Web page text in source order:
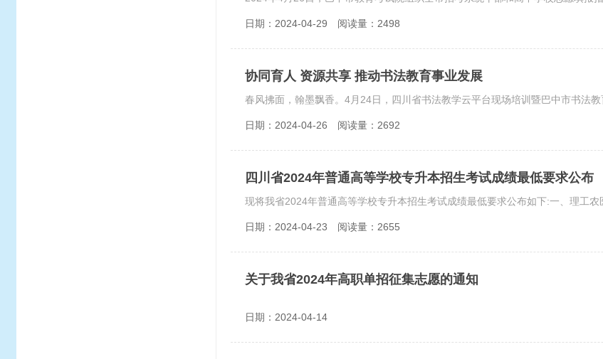
日期：2024-04-29 阅读量：2498
协同育人 资源共享 推动书法教育事业发展
日期：2024-04-26 阅读量：2692
四川省2024年普通高等学校专升本招生考试成绩最低要求公布
日期：2024-04-23 阅读量：2655
关于我省2024年高职单招征集志愿的通知
日期：2024-04-14